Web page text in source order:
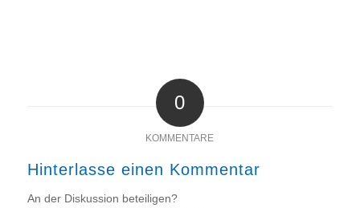
0
KOMMENTARE
Hinterlasse einen Kommentar
An der Diskussion beteiligen?